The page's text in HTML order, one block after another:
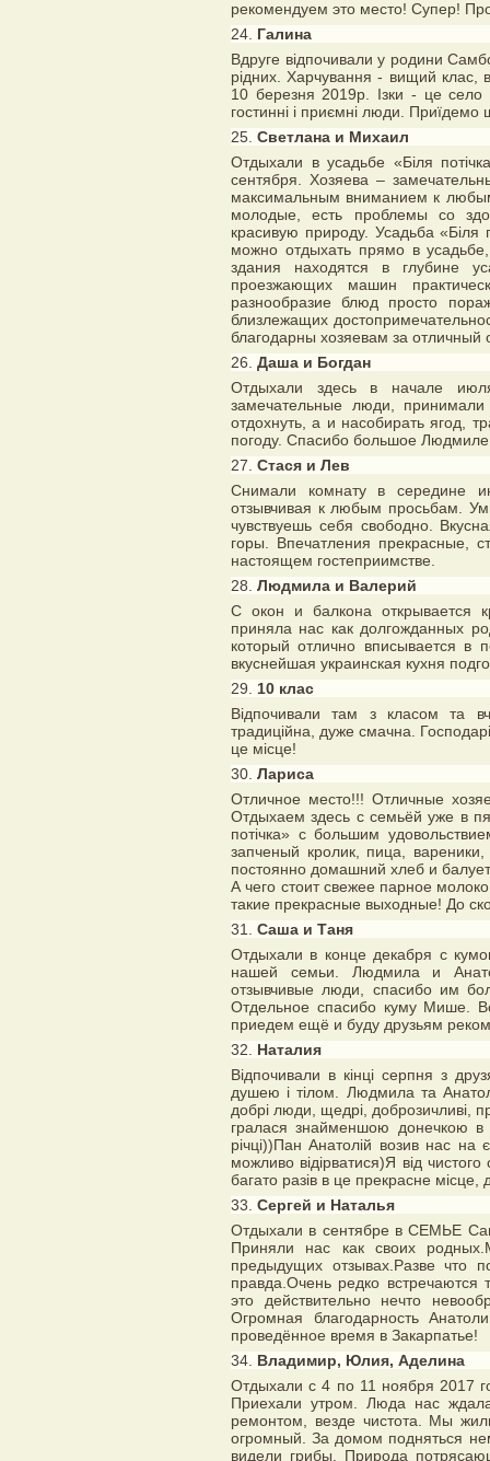
рекомендуем это место! Супер!
24. Галина
Вдруге відпочивали у родини
рідних. Харчування - вищий клас,
10 березня 2019р. Ізки - це село
гостинні і приємні люди. Приїдемо
25. Светлана и Михаил
Отдыхали в усадьбе «Бiля
сентября. Хозяева –
максимальным вниманием к
молодые, есть проблемы со
красивую природу. Усадьба
можно отдыхать прямо в
здания находятся в глубине
проезжающих машин
разнообразие блюд просто
близлежащих
благодарны хозяевам за
26. Даша и Богдан
Отдыхали здесь в начале
замечательные люди,
отдохнуть, а и насобирать ягод,
погоду. Спасибо большое
27. Стася и Лев
Снимали комнату в середине
отзывчивая к любым просьбам.
чувствуешь себя свободно.
горы. Впечатления прекрасные,
настоящем гостеприимстве.
28. Людмила и Валерий
С окон и балкона открывается
приняла нас как долгожданных
который отлично вписывается в
вкуснейшая украинская кухня
29. 10 клас
Відпочивали там з класом та
традиційна, дуже смачна.
це місце!
30. Лариса
Отличное место!!! Отличные
Отдыхаем здесь с семьёй уже в
потічка» с большим
запченый кролик, пица,
постоянно домашний хлеб и
А чего стоит свежее парное
такие прекрасные выходные! До
31. Саша и Таня
Отдыхали в конце декабря с
нашей семьи. Людмила и
отзывчивые люди, спасибо им
Отдельное спасибо куму Мише.
приедем ещё и буду друзьям
32. Наталия
Відпочивали в кінці серпня з
душею і тілом. Людмила та
добрі люди, щедрі, доброзичливі,
гралася знайменшою донечкою в
річці))Пан Анатолій возив нас на
можливо відірватися)Я від
багато разів в це прекрасне місце,
33. Сергей и Наталья
Отдыхали в сентябре в СЕМЬЕ
Приняли нас как своих
предыдущих отзывах.Разве что
правда.Очень редко
это действительно нечто
Огромная благодарность
проведённое время в Закарпатье!
34. Владимир, Юлия, Аделина
Отдыхали с 4 по 11 ноября 2017
Приехали утром. Люда нас
ремонтом, везде чистота. Мы
огромный. За домом подняться
видели грибы. Природа